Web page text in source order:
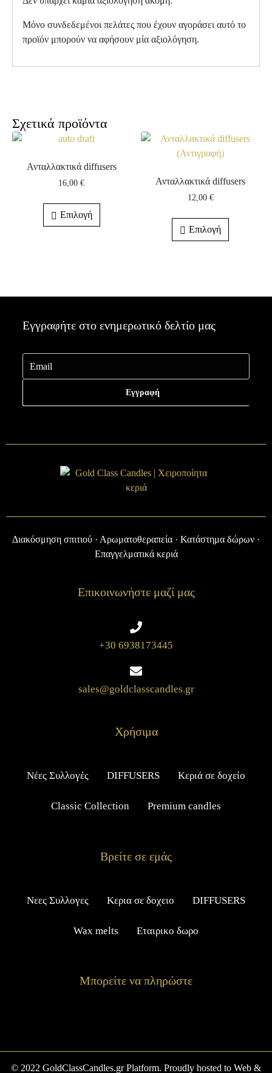
Μόνο συνδεδεμένοι πελάτες που έχουν αγοράσει αυτό το
προϊόν μπορούν να αφήσουν μία αξιολόγηση.
Σχετικά προϊόντα
Ανταλλακτικά diffusers
16,00€
Επιλογή
Ανταλλακτικά diffusers
12,00 €
Επιλογή
Εγγραφήτε στο ενημερωτικό δελτίο μας
Εγγραφή
Διακόσμηση σπιτιού · Αρωματοθεραπεία · Κατάστημα δώρων ·
Επαγγελματικά κεριά
Επικοινωνήστε μαζί μας
+30 6938173445
sales@goldclasscandles.gr
Χρήσιμα
Νέες Συλλογές DIFFUSERS Κεριά σε δοχείο
Classic Collection Premium candles
Βρείτε σε εμάς
Νεες Συλλογες Κερια σε δοχειο DIFFUSERS
Wax melts Εταιρικο δωρο
Μπορείτε να πληρώστε
© 2022 GoldClassCandles.gr Platform. Proudly hosted to Web &